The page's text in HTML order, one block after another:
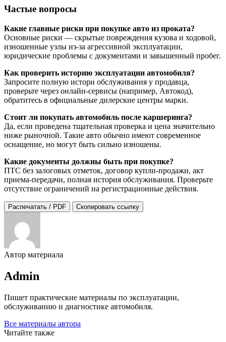
Частые вопросы
Какие главные риски при покупке авто из проката?
Основные риски — скрытые повреждения кузова и ходовой,
изношенные узлы из-за агрессивной эксплуатации,
юридические проблемы с документами и завышенный пробег.
Как проверить историю эксплуатации автомобиля?
Запросите полную истори обслуживания у продавца,
проверьте через онлайн-сервисы (например, Автокод),
обратитесь в официальные дилерские центры марки.
Стоит ли покупать автомобиль после каршеринга?
Да, если проведена тщательная проверка и цена значительно
ниже рыночной. Такие авто обычно имеют современное
оснащение, но могут быть сильно изношены.
Какие документы должны быть при покупке?
ПТС без залоговых отметок, договор купли-продажи, акт
приема-передачи, полная история обслуживания. Проверьте
отсутствие ограничений на регистрационные действия.
Распечатать / PDF Скопировать ссылку
Автор материала
Admin
Пишет практические материалы по эксплуатации,
обслуживанию и диагностике автомобиля.
Все материалы автора
Читайте также